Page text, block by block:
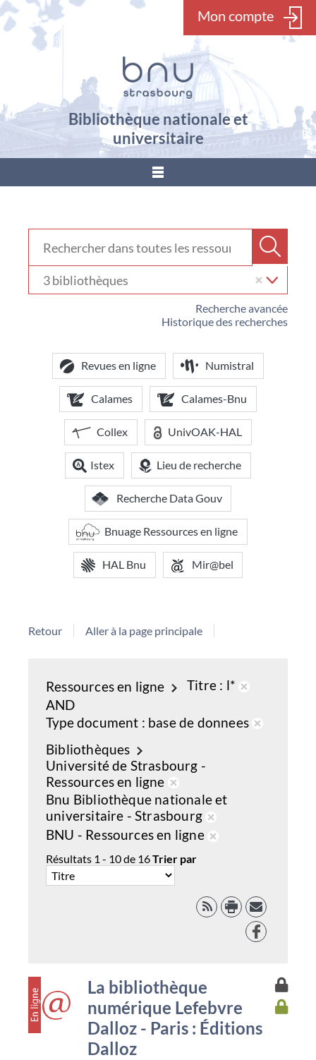
Mon compte
Bibliothèque nationale et
universitaire
???
Recherche avancée
Historique des recherches
votre
bibliothèque
Revues en ligne Numistral
Calames Calames-Bnu
Collex UnivOAK-HAL
Istex Lieu de recherche
Recherche Data Gouv
Bnuage Ressources en ligne
HAL Bnu Mir@bel
Retour Aller à la page principale
Ressources en ligne Titre
l*
de
AND
Type document
base de donnees
Bibliothèques
Université de Strasbourg -
Ressources en ligne
Retirer
de
la
recherche
courante
Bnu Bibliothèque nationale et
universitaire - Strasbourg
Retirer
courante
BNU - Ressources en ligne
recherche
courante
Résultats 1 - 10de 16Trier par
RSS
Facebook
La bibliothèque
numérique Lefebvre
Dalloz - Paris : Éditions
Dalloz
Accès
à
laAccès
à